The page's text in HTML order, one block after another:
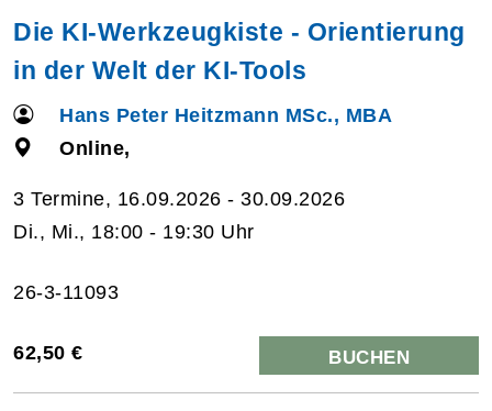
Die KI-Werkzeugkiste - Orientierung
in der Welt der KI-Tools
Hans Peter Heitzmann MSc., MBA
Online,
3 Termine, 16.09.2026 - 30.09.2026
Di., Mi., 18:00 - 19:30 Uhr
26-3-11093
62,50 € BUCHEN